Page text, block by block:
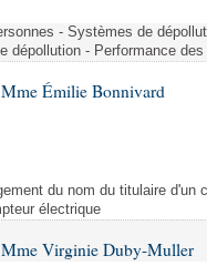
- Systèmes de
dépollution - Performance
Émilie Bonnivard
du nom du titulaire
électrique
Mme Virginie Duby-Muller